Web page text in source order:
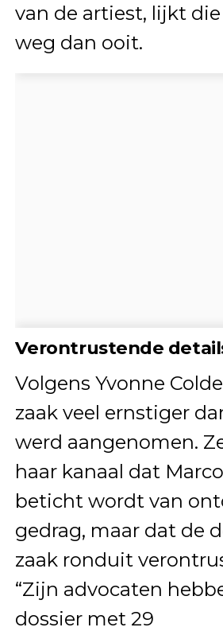
van de artiest, lijkt
weg dan ooit.
Verontrustende
Volgens Yvonne
zaak veel ernstiger
werd aangenomen.
haar kanaal dat
beticht wordt van
gedrag, maar dat de
zaak ronduit
“Zijn advocaten
dossier met 29